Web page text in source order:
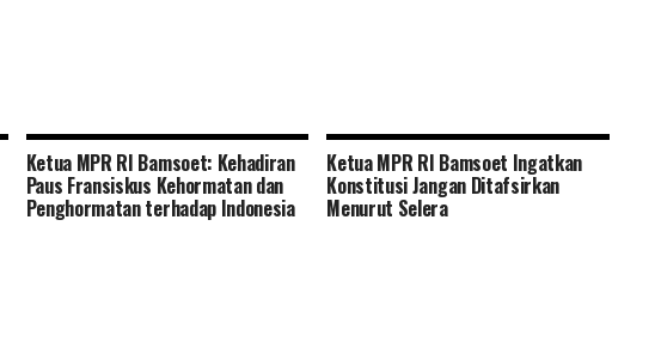
Ketua MPR RI Bamsoet: Kehadiran
Paus Fransiskus Kehormatan dan
Penghormatan terhadap Indonesia
Ketua MPR RI Bamsoet Ingatkan
Konstitusi Jangan Ditafsirkan
Menurut Selera